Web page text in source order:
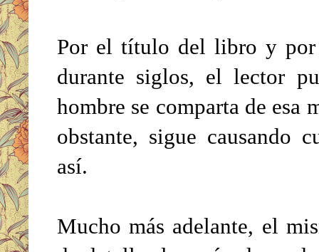
Por el título del libro y por
durante siglos, el lector
hombre se comparta de esa
obstante, sigue causando
así.
Mucho más adelante, el